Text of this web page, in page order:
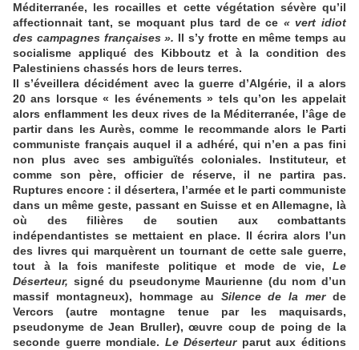
Méditerranée, les rocailles et cette végétation sévère qu’il
affectionnait tant, se moquant plus tard de ce « vert idiot
des campagnes françaises ». Il s’y frotte en même temps au
socialisme appliqué des Kibboutz et à la condition des
Palestiniens chassés hors de leurs terres.
Il s’éveillera décidément avec la guerre d’Algérie, il a alors
20 ans lorsque « les événements » tels qu’on les appelait
alors enflamment les deux rives de la Méditerranée, l’âge de
partir dans les Aurès, comme le recommande alors le Parti
communiste français auquel il a adhéré, qui n’en a pas fini
non plus avec ses ambiguïtés coloniales. Instituteur, et
comme son père, officier de réserve, il ne partira pas.
Ruptures encore : il désertera, l’armée et le parti communiste
dans un même geste, passant en Suisse et en Allemagne, là
où des filières de soutien aux combattants
indépendantistes se mettaient en place. Il écrira alors l’un
des livres qui marquèrent un tournant de cette sale guerre,
tout à la fois manifeste politique et mode de vie, Le
Déserteur, signé du pseudonyme Maurienne (du nom d’un
massif montagneux), hommage au Silence de la merde
Vercors (autre montagne tenue par les maquisards,
pseudonyme de Jean Bruller), œuvre coup de poing de la
seconde guerre mondiale. Le Déserteurparut aux éditions